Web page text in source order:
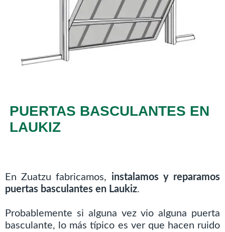
PUERTAS BASCULANTES EN
LAUKIZ
En Zuatzu fabricamos, instalamos y reparamos
puertas basculantes en Laukiz.
Probablemente si alguna vez vio alguna puerta
basculante, lo más típico es ver que hacen ruido